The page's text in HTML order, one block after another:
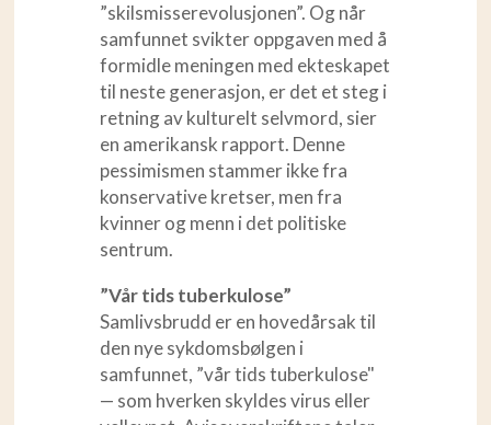
”skilsmisserevolusjonen”. Og når
samfunnet svikter oppgaven med å
formidle meningen med ekteskapet
til neste generasjon, er det et steg i
retning av kulturelt selvmord, sier
en amerikansk rapport. Denne
pessimismen stammer ikke fra
konservative kretser, men fra
kvinner og menn i det politiske
sentrum.
”Vår tids tuberkulose”
Samlivsbrudd er en hovedårsak til
den nye sykdomsbølgen i
samfunnet, ”vår tids tuberkulose"
— som hverken skyldes virus eller